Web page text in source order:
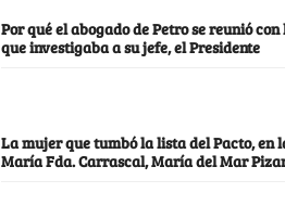
Por qué el abogado de Petro se reunió
que investigaba a su jefe, el Presidente
La mujer que tumbó la lista del Pacto, en
María Fda. Carrascal, María del Mar